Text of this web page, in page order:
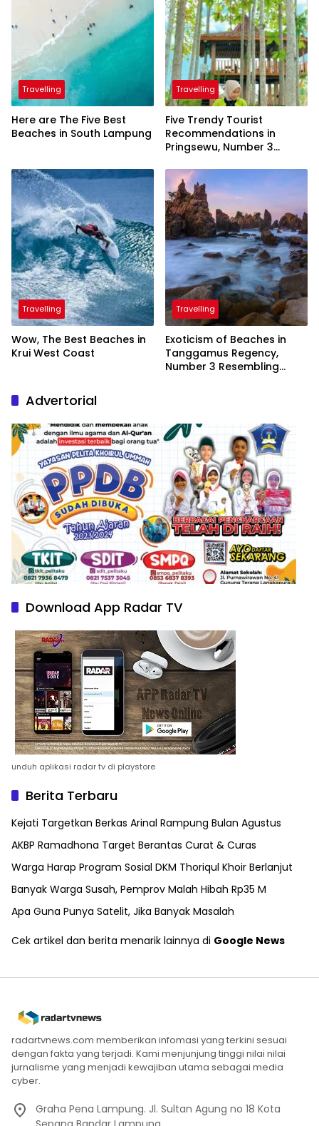
Travelling
Here are The Five Best
Beaches in South Lampung
Travelling
Five Trendy Tourist
Recommendations in
Pringsewu, Number 3
President
Travelling
Wow, The Best Beaches in
Krui West Coast
Travelling
Exoticism of Beaches in
Tanggamus Regency,
Number 3 Resembling
Advertorial
Download App Radar TV
unduh aplikasi radar tv di playstore
Berita Terbaru
Kejati Targetkan Berkas Arinal Rampung Bulan Agustus
AKBP Ramadhona Target Berantas Curat & Curas
Warga Harap Program Sosial DKM Thoriqul Khoir Berlanjut
Banyak Warga Susah, Pemprov Malah Hibah Rp35 M
Apa Guna Punya Satelit, Jika Banyak Masalah
Cek artikel dan berita menarik lainnya di Google News
radartvnews.com memberikan infomasi yang terkini sesuai
dengan fakta yang terjadi. Kami menjunjung tinggi nilai nilai
jurnalisme yang menjadi kewajiban utama sebagai media
cyber.
Graha Pena Lampung. Jl. Sultan Agung no 18 Kota